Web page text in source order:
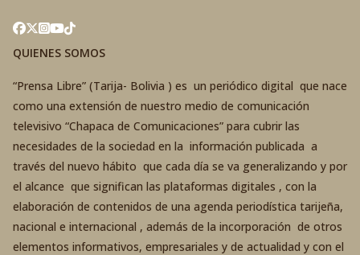
QUIENES SOMOS
“Prensa Libre” (Tarija- Bolivia ) es un periódico digital que nace
como una extensión de nuestro medio de comunicación
televisivo “Chapaca de Comunicaciones” para cubrir las
necesidades de la sociedad en la información publicada a
través del nuevo hábito que cada día se va generalizando y por
el alcance que significan las plataformas digitales , con la
elaboración de contenidos de una agenda periodística tarijeña,
nacional e internacional , además de la incorporación de otros
elementos informativos, empresariales y de actualidad y con el